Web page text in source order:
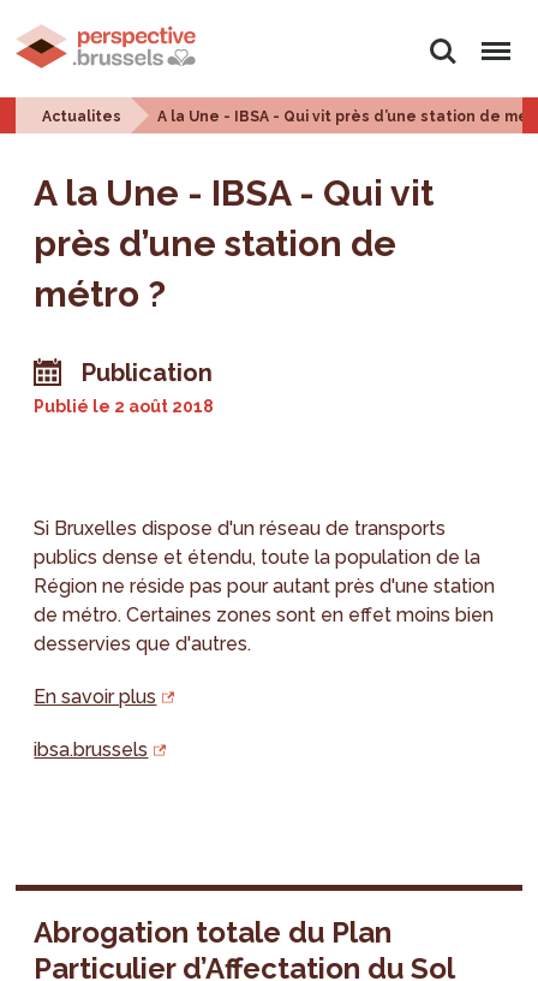
Rechercher
Menu
Actualites A la Une - IBSA - Qui vit près d’une station de
A la Une - IBSA - Qui vit
près d’une station de
métro ?
Publication
Publié le 2 août 2018
Si Bruxelles dispose d'un réseau de transports
publics dense et étendu, toute la population de la
Région ne réside pas pour autant près d'une station
de métro. Certaines zones sont en effet moins bien
desservies que d'autres.
En savoir plus
ibsa.brussels
Abrogation totale du Plan
Particulier d’Affectation du Sol